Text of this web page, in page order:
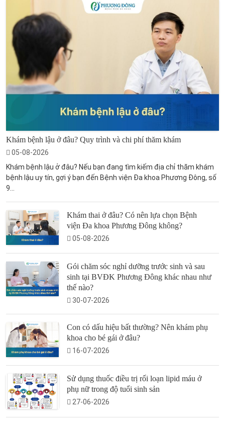
Khám bệnh lậu ở đâu? Quy trình và chi phí thăm khám
05-08-2026
Khám bệnh lậu ở đâu? Nếu bạn đang tìm kiếm địa chỉ thăm khám
bệnh lậu uy tín, gợi ý bạn đến Bệnh viện Đa khoa Phương Đông, số
9...
Khám thai ở đâu? Có nên lựa chọn Bệnh
viện Đa khoa Phương Đông không?
05-08-2026
Gói chăm sóc nghỉ dưỡng trước sinh và sau
sinh tại BVĐK Phương Đông khác nhau như
thế nào?
30-07-2026
Con có dấu hiệu bất thường? Nên khám phụ
khoa cho bé gái ở đâu?
16-07-2026
Sử dụng thuốc điều trị rối loạn lipid máu ở
phụ nữ trong độ tuổi sinh sản
27-06-2026